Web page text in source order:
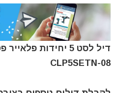
CLP5SETN-08